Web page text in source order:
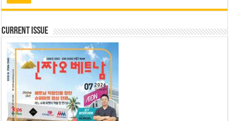
Current Issue